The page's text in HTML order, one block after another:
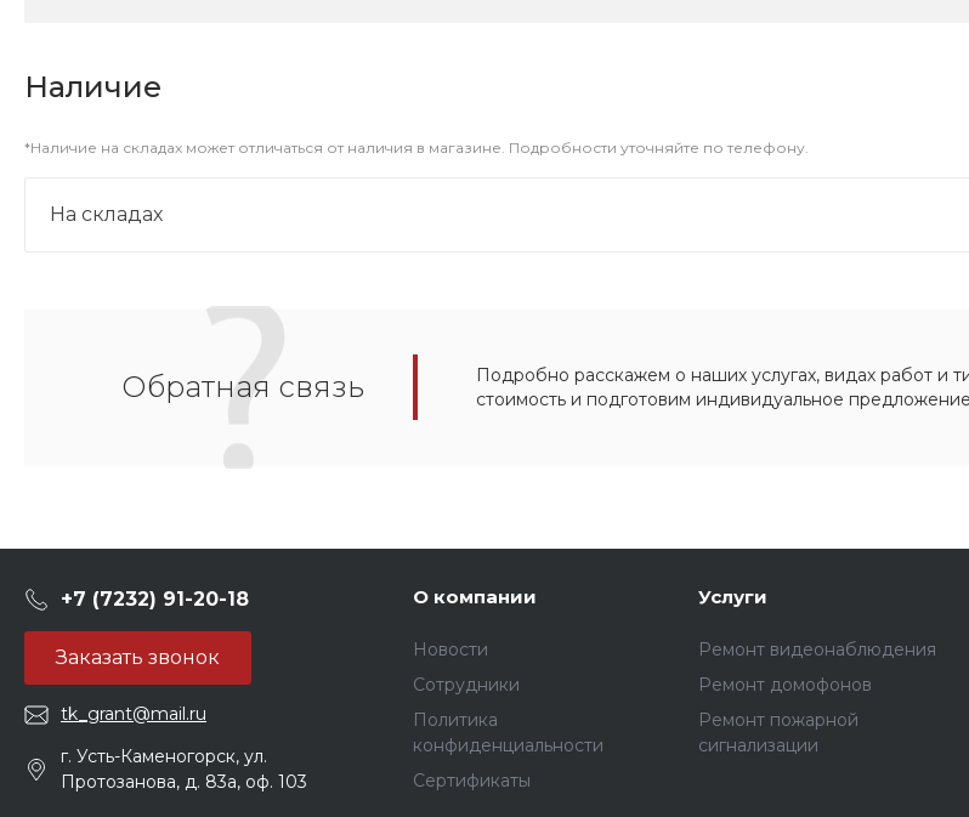
Наличие
*Наличие на складах может отличаться от наличия в магазине. Подробности уточняйте по телефону.
На складах
Обратная связь
Подробно расскажем о наших услугах, видах работ и
стоимость и подготовим индивидуальное
+7 (7232) 91-20-18
Заказать звонок
tk_grant@mail.ru
г. Усть-Каменогорск, ул.
Протозанова, д. 83а, оф. 103
О компании
Новости
Сотрудники
Политика
конфиденциальности
Сертификаты
Услуги
Ремонт видеонаблюдения
Ремонт домофонов
Ремонт пожарной
сигнализации